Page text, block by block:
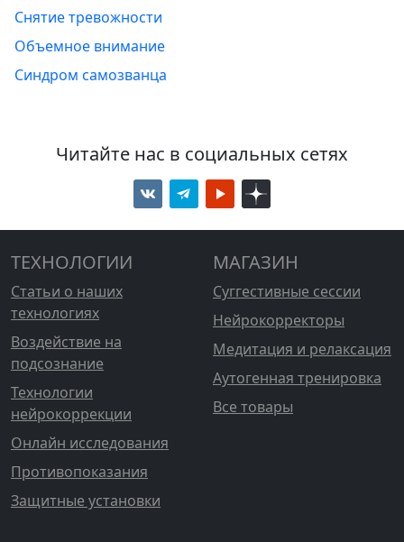
Снятие тревожности
Объемное внимание
Синдром самозванца
Читайте нас в социальных сетях
ТЕХНОЛОГИИ
Статьи о наших
технологиях
Воздействие на
подсознание
Технологии
нейрокоррекции
Онлайн исследования
Противопоказания
Защитные установки
МАГАЗИН
Суггестивные сессии
Нейрокорректоры
Медитация и релаксация
Аутогенная тренировка
Все товары